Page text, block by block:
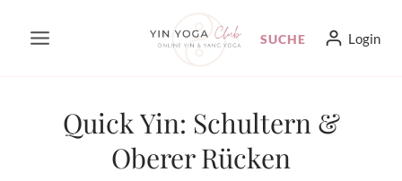
Inhalt
SUCHE Login
Quick Yin: Schultern &
Oberer Rücken